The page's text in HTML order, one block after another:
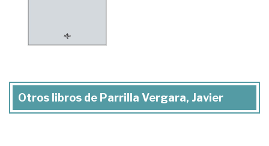
Otros libros de Parrilla Vergara, Javier